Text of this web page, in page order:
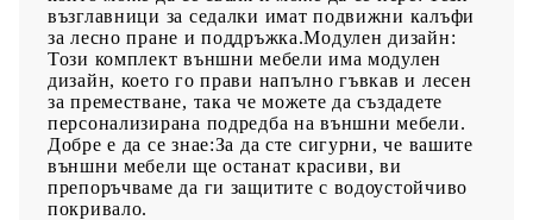
възглавници за седалки имат подвижни калъфи
за лесно пране и поддръжка.Модулен дизайн:
Този комплект външни мебели има модулен
дизайн, което го прави напълно гъвкав и лесен
за преместване, така че можете да създадете
персонализирана подредба на външни мебели.
Добре е да се знае:За да сте сигурни, че вашите
външни мебели ще останат красиви, ви
препоръчваме да ги защитите с водоустойчиво
покривало.